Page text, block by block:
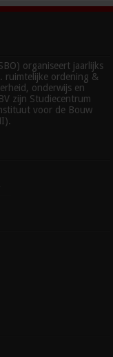
organiseert jaarlijks
ruimtelijke ordening &
onderwijs en
zijn Studiecentrum
voor de Bouw